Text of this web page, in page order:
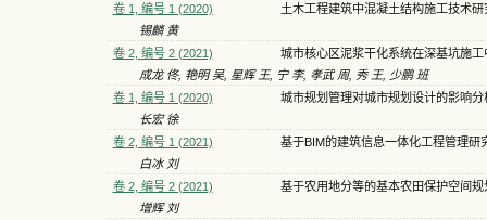
卷 1, 编号 1 (2020)
土木工程建筑中混凝土结构施工技术研
锡麟 黄
卷 2, 编号 2 (2021)
城市核心区泥浆干化系统在深基坑施工
成龙 佟, 艳明 吴, 星辉 王, 宁 李, 孝武 周, 秀 王, 少鹏 班
卷 1, 编号 1 (2020)
城市规划管理对城市规划设计的影响分
长宏 徐
卷 2, 编号 1 (2021)
基于BIM的建筑信息一体化工程管理研
白冰 刘
卷 2, 编号 2 (2021)
基于农用地分等的基本农田保护空间规
增辉 刘